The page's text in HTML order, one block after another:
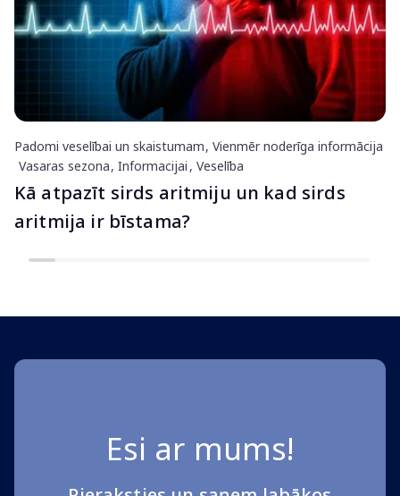
Padomi veselībai un skaistumam Vienmēr noderīga informācija
Vasaras sezona Informacijai Veselība
Kā atpazīt sirds aritmiju un kad sirds
aritmija ir bīstama?
Esi ar mums!